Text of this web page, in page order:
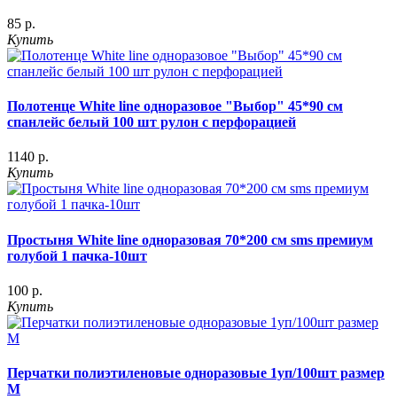
85 р.
Купить
Полотенце White line одноразовое "Выбор" 45*90 см
спанлейс белый 100 шт рулон с перфорацией
1140 р.
Купить
Простыня White line одноразовая 70*200 см sms премиум
голубой 1 пачка-10шт
100 р.
Купить
Перчатки полиэтиленовые одноразовые 1уп/100шт размер
M